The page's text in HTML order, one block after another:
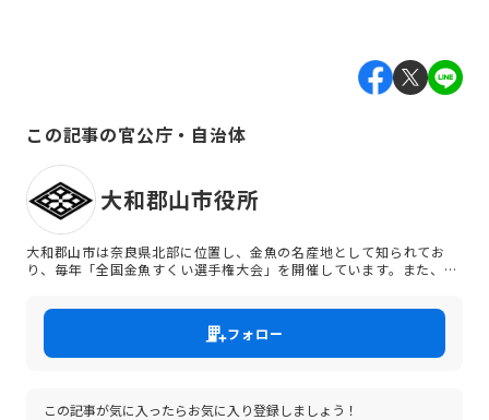
この記事の官公庁・自治体
大和郡山市役所
大和郡山市は奈良県北部に位置し、金魚の名産地として知られてお
り、毎年「全国金魚すくい選手権大会」を開催しています。また、郡
フォロー
この記事が気に入ったらお気に入り登録しましょう！